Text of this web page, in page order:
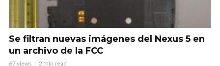
Se filtran nuevas imágenes del Nexus 5 en
un archivo de la FCC
67 views 2 min read